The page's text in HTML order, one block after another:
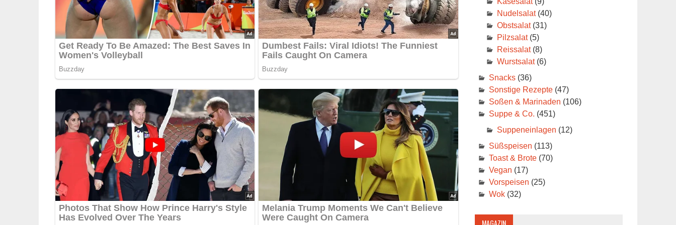
Nudelsalat(40)
Obstsalat(31)
Pilzsalat(5)
Reissalat(8)
Wurstsalat(6)
Snacks(36)
Sonstige Rezepte(47)
Soßen & Marinaden (106)
Suppe & Co. (451)
Suppeneinlagen (12)
Süßspeisen (113)
Toast & Brote(70)
Vegan (17)
Vorspeisen (25)
Wok(32)